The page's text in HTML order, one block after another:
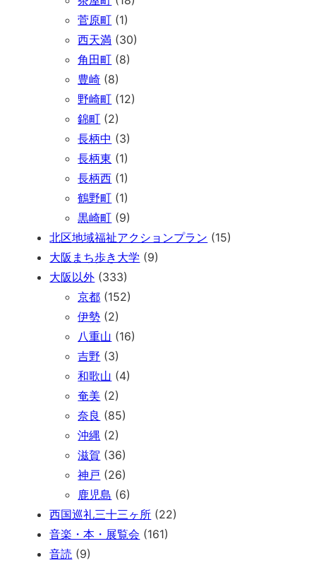
菅原町 (1)
西天満 (30)
角田町 (8)
豊崎 (8)
野崎町 (12)
錦町 (2)
長柄中 (3)
長柄東 (1)
長柄西 (1)
鶴野町 (1)
黒崎町 (9)
北区地域福祉アクションプラン (15)
大阪まち歩き大学 (9)
大阪以外 (333)
京都 (152)
伊勢 (2)
八重山 (16)
吉野 (3)
和歌山 (4)
奄美 (2)
奈良 (85)
沖縄 (2)
滋賀 (36)
神戸 (26)
鹿児島 (6)
西国巡礼三十三ヶ所 (22)
音楽・本・展覧会 (161)
音読 (9)